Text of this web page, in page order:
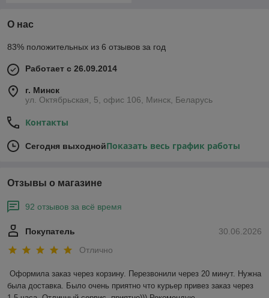
О нас
83% положительных из 6 отзывов за год
Работает с 26.09.2014
г. Минск
ул. Октябрьская, 5, офис 106, Минск, Беларусь
Контакты
Сегодня выходнойПоказать весь график работы
Отзывы о магазине
92 отзывов за всё время
30.06.2026
Покупатель
Отлично
Оформила заказ через корзину. Перезвонили через 20 минут. Нужна
была доставка. Было очень приятно что курьер привез заказ через